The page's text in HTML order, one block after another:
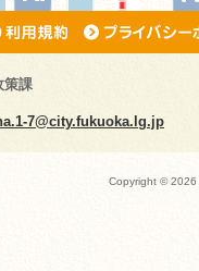
策課
7@city.fukuoka.lg.jp
Copyright ©2026